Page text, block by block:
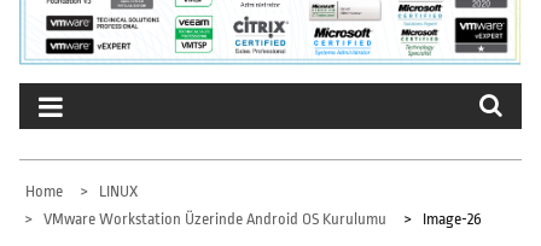
Home
LINUX
VMware Workstation Üzerinde Android OS Kurulumu
Image-26